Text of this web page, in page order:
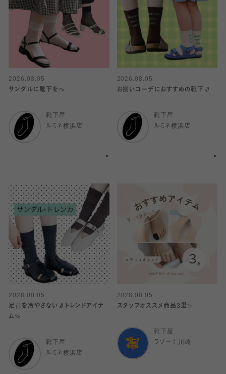
2026.08.05
サンダルに靴下を👡
靴下屋
ルミネ横浜店
2026.08.05
お揃いコーデにおすすめの靴下🧦
靴下屋
ルミネ横浜店
2026.08.05
足首を冷やさない🧦トレンドアイテ
ム🩴
靴下屋
ルミネ横浜店
2026.08.05
スタッフオススメ商品3選✨
靴下屋
ラゾーナ川崎